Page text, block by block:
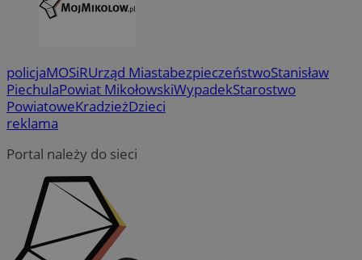
policjaMOSiRUrząd MiastabezpieczeństwoStanisław
PiechulaPowiat MikołowskiWypadekStarostwo
PowiatoweKradzieżDzieci
reklama
Portal należy do sieci